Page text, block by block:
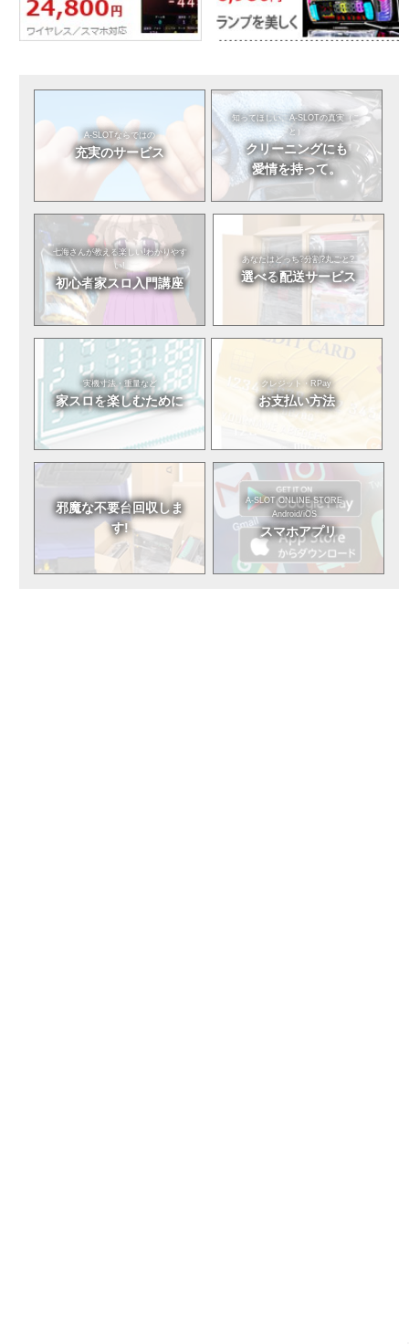
A-SLOTならではの
充実のサービス
知ってほしい。A-SLOTの真実（こ
と）
クリーニングにも
愛情を持って。
七海さんが教える楽しい!わかりやす
い!
初心者家スロ入門講座
あなたはどっち?分割?丸ごと?
選べる配送サービス
実機寸法・重量など
家スロを楽しむために
クレジット・RPay
お支払い方法
邪魔な不要台回収しま
す!
A-SLOT ONLINE STORE
Android/iOS
スマホアプリ